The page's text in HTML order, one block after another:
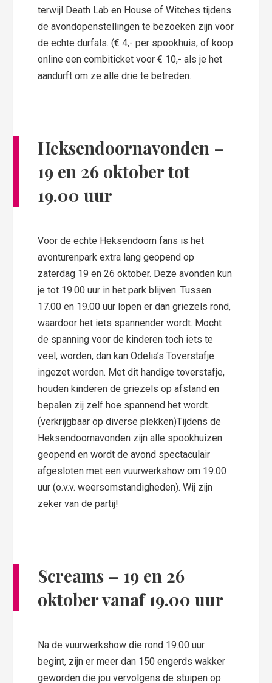
terwijl Death Lab en House of Witches tijdens
de avondopenstellingen te bezoeken zijn voor
de echte durfals. (€ 4,- per spookhuis, of koop
online een combiticket voor € 10,- als je het
aandurft om ze alle drie te betreden.
Heksendoornavonden –
19 en 26 oktober tot
19.00 uur
Voor de echte Heksendoorn fans is het
avonturenpark extra lang geopend op
zaterdag 19 en 26 oktober. Deze avonden kun
je tot 19.00 uur in het park blijven. Tussen
17.00 en 19.00 uur lopen er dan griezels rond,
waardoor het iets spannender wordt. Mocht
de spanning voor de kinderen toch iets te
veel, worden, dan kan Odelia’s Toverstafje
ingezet worden. Met dit handige toverstafje,
houden kinderen de griezels op afstand en
bepalen zij zelf hoe spannend het wordt.
(verkrijgbaar op diverse plekken)Tijdens de
Heksendoornavonden zijn alle spookhuizen
geopend en wordt de avond spectaculair
afgesloten met een vuurwerkshow om 19.00
uur (o.v.v. weersomstandigheden). Wij zijn
zeker van de partij!
Screams – 19 en 26
oktober vanaf 19.00 uur
Na de vuurwerkshow die rond 19.00 uur
begint, zijn er meer dan 150 engerds wakker
geworden die jou vervolgens de stuipen op